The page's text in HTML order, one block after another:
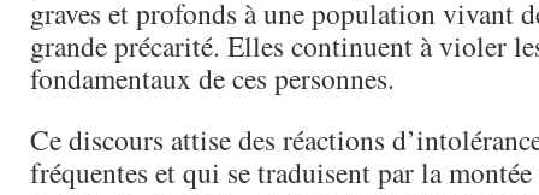
graves et profonds à une population vivant
grande précarité. Elles continuent à violer
fondamentaux de ces personnes.
Ce discours attise des réactions
fréquentes et qui se traduisent par la